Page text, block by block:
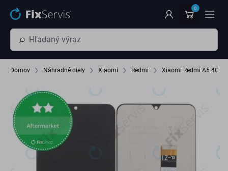
Preskočiť na hlavný obsah 0
Domov Náhradné diely Xiaomi Redmi Xiaomi Redmi A5 4G